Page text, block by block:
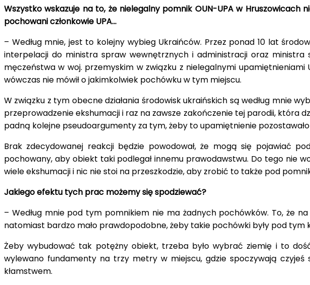
Wszystko wskazuje na to, że nielegalny pomnik OUN-UPA w
pochowani członkowie UPA…
– Według mnie, jest to kolejny wybieg Ukraińców. Przez ponad 10 lat
interpelacji do ministra spraw wewnętrznych i administracji oraz
męczeństwa w woj. przemyskim w związku z nielegalnymi
wówczas nie mówił o jakimkolwiek pochówku w tym miejscu.
W związku z tym obecne działania środowisk ukraińskich są według mnie
przeprowadzenie ekshumacji i raz na zawsze zakończenie tej parodii, która
padną kolejne pseudoargumenty za tym, żeby to upamiętnienie
Brak zdecydowanej reakcji będzie powodował, że mogą się pojawiać
pochowany, aby obiekt taki podlegał innemu prawodawstwu. Do tego nie
wiele ekshumacji i nic nie stoi na przeszkodzie, aby zrobić to także pod
Jakiego efektu tych prac możemy się spodziewać?
– Według mnie pod tym pomnikiem nie ma żadnych pochówków. To, że
natomiast bardzo mało prawdopodobne, żeby takie pochówki były pod
Żeby wybudować tak potężny obiekt, trzeba było wybrać ziemię i to
wylewano fundamenty na trzy metry w miejscu, gdzie spoczywają
kłamstwem.